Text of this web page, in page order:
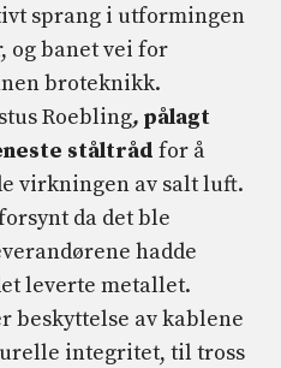
sprang i utformingen
og banet vei for
broteknikk.
Roebling, pålagt
ståltråd for å
virkningen av salt luft.
da det ble
hadde
leverte metallet.
beskyttelse av kablene
integritet, til tross